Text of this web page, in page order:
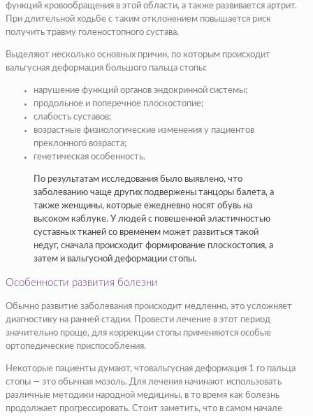
функций кровообращения в этой области, а также развивается артрит.
При длительной ходьбе с таким отклонением повышается риск
получить травму голеностопного сустава.
Выделяют несколько основных причин, по которым происходит
вальгусная деформация большого пальца стопы:
нарушение функций органов эндокринной системы;
продольное и поперечное плоскостопие;
слабость суставов;
возрастные физиологические изменения у пациентов
преклонного возраста;
генетическая особенность.
По результатам исследования было выявлено, что
заболеванию чаще других подвержены танцоры балета, а
также женщины, которые ежедневно носят обувь на
высоком каблуке. У людей с повешенной эластичностью
суставных тканей со временем может развиться такой
недуг, сначала происходит формирование плоскостопия, а
затем и вальгусной деформации стопы.
Особенности развития болезни
Обычно развитие заболевания происходит медленно, это усложняет
диагностику на ранней стадии. Провести лечение в этот период
значительно проще, для коррекции стопы применяются особые
ортопедические приспособления.
Некоторые пациенты думают, чтовальгусная деформация 1 го пальца
стопы — это обычная мозоль. Для лечения начинают использовать
различные методики народной медицины, в то время как болезнь
продолжает прогрессировать. Стоит заметить, что в самом начале